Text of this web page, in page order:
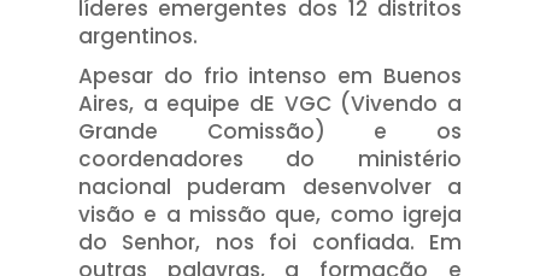
líderes emergentes dos 12 distritos
argentinos.
Apesar do frio intenso em Buenos
Aires, a equipe dE VGC (Vivendo a
Grande Comissão) e os
coordenadores do ministério
nacional puderam desenvolver a
visão e a missão que, como igreja
do Senhor, nos foi confiada. Em
outras palavras, a formação e